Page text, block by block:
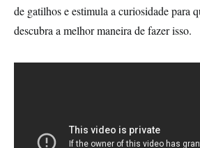
de gatilhos e estimula a curiosidade para
descubra a melhor maneira de fazer isso.